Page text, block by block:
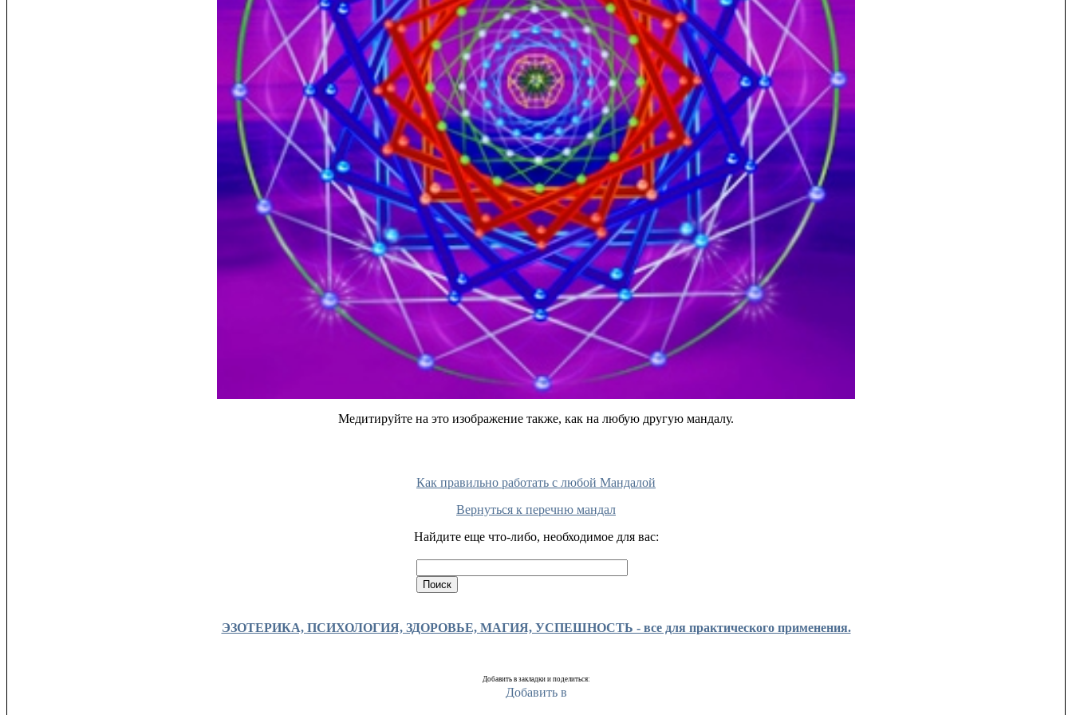
Медитируйте на это изображение также, как на любую другую мандалу.
Как правильно работать с любой Мандалой
Вернуться к перечню мандал
Найдите еще что-либо, необходимое для вас:
ЭЗОТЕРИКА, ПСИХОЛОГИЯ, ЗДОРОВЬЕ, МАГИЯ, УСПЕШНОСТЬ - все для практического применения.
Добавить в закладки и поделиться: